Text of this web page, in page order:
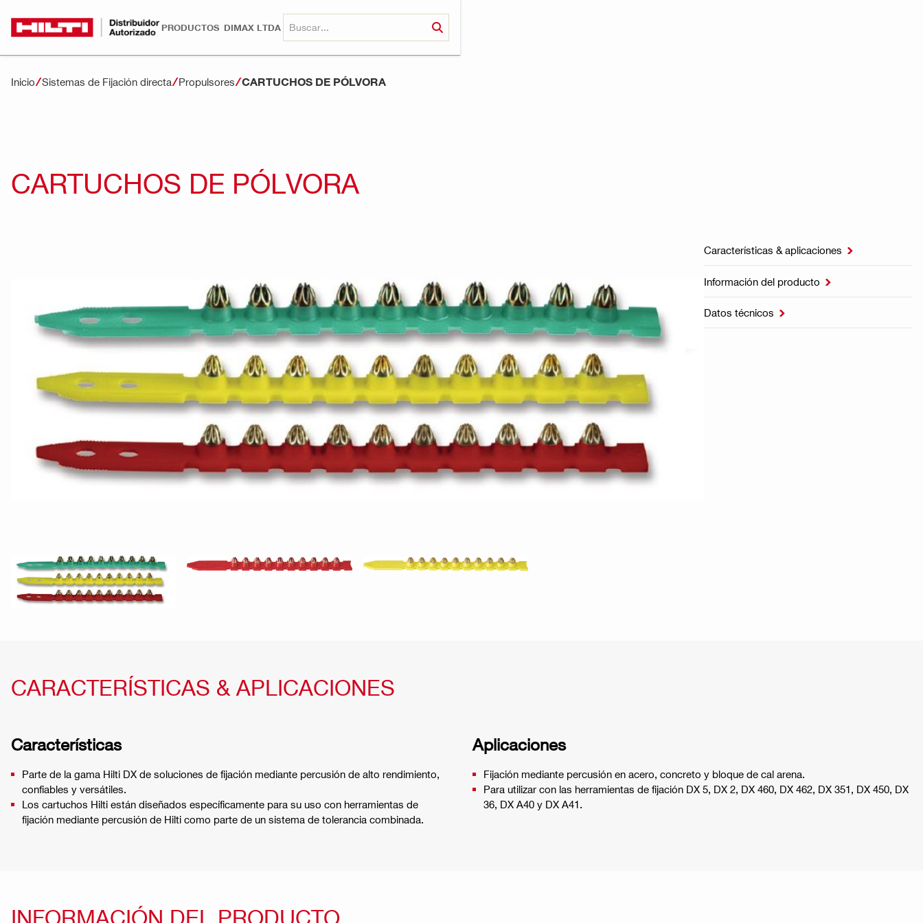
PRODUCTOS DIMAX LTDA
Inicio Sistemas de Fijación directa Propulsores CARTUCHOS DE PÓLVORA
CARTUCHOS DE PÓLVORA
Características & aplicaciones 
Información del producto 
Datos técnicos 
CARACTERÍSTICAS & APLICACIONES
Características
Parte de la gama Hilti DX de soluciones de fijación mediante percusión de alto rendimiento,
confiables y versátiles.
Los cartuchos Hilti están diseñados específicamente para su uso con herramientas de
fijación mediante percusión de Hilti como parte de un sistema de tolerancia combinada.
Aplicaciones
Fijación mediante percusión en acero, concreto y bloque de cal arena.
Para utilizar con las herramientas de fijación DX 5, DX 2, DX 460, DX 462, DX 351, DX 450, DX
36, DX A40 y DX A41.
INFORMACIÓN DEL PRODUCTO